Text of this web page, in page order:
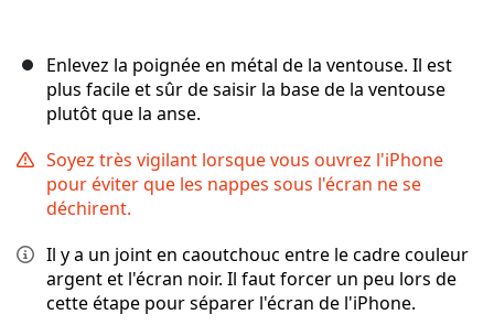
Enlevez la poignée en métal de la ventouse. Il est
plus facile et sûr de saisir la base de la ventouse
plutôt que la anse.
Soyez très vigilant lorsque vous ouvrez l'iPhone
pour éviter que les nappes sous l'écran ne se
déchirent.
Il y a un joint en caoutchouc entre le cadre couleur
argent et l'écran noir. Il faut forcer un peu lors de
cette étape pour séparer l'écran de l'iPhone.